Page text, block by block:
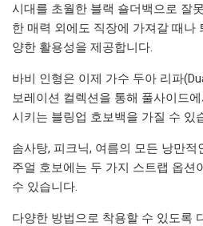
시대를 초월한 블랙 숄더백으로 잘
한 매력 외에도 직장에 가져갈 때나
양한 활용성을 제공합니다.
바비 인형은 이제 가수 두아 리파
보레이션 컬렉션을 통해 풀사이드
시키는 블링업 호보백을 가질 수 있
솜사탕, 피크닉, 여름의 모든 낭만
주얼 호보에는 두 가지 스트랩 옵션
수 있습니다.
다양한 방법으로 착용할 수 있도록